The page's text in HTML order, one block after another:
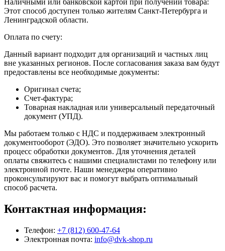
Этот способ доступен только жителям Санкт-Петербурга и
Ленинградской области.
Оплата по счету:
Данный вариант подходит для организаций и частных лиц
вне указанных регионов. После согласования заказа вам будут
предоставлены все необходимые документы:
Оригинал счета;
Счет-фактура;
Товарная накладная или универсальный передаточный
документ (УПД).
Мы работаем только с НДС и поддерживаем электронный
документооборот (ЭДО). Это позволяет значительно ускорить
процесс обработки документов. Для уточнения деталей
оплаты свяжитесь с нашими специалистами по телефону или
электронной почте. Наши менеджеры оперативно
проконсультируют вас и помогут выбрать оптимальный
способ расчета.
Контактная информация:
Телефон: +7 (812) 600-47-64
Электронная почта: info@dvk-shop.ru